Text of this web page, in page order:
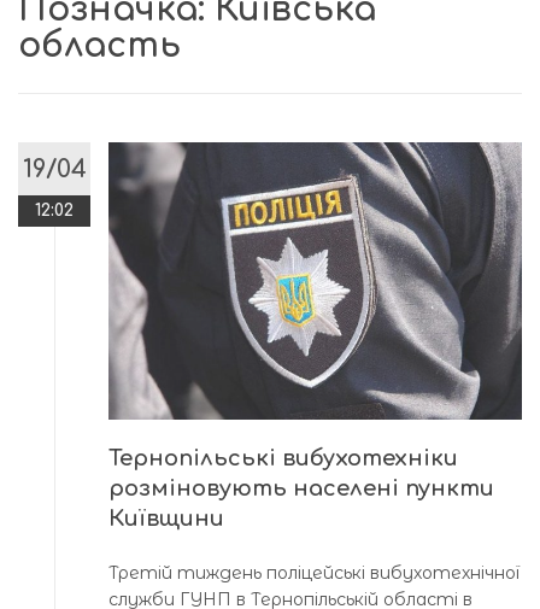
Позначка: Київська
область
19/04
12:02
Тернопільські вибухотехніки
розміновують населені пункти
Київщини
Третій тиждень поліцейські вибухотехнічної
служби ГУНП в Тернопільській області в